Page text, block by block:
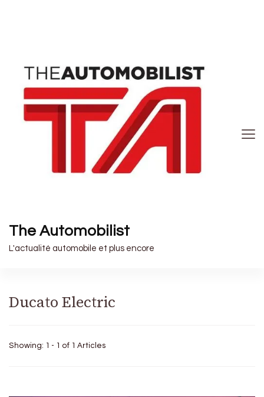
The Automobilist
L'actualité automobile et plus encore
Ducato Electric
Showing: 1 - 1 of 1 Articles